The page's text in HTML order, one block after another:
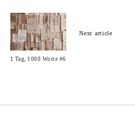
Next article
1 Tag, 1000 Worte #6